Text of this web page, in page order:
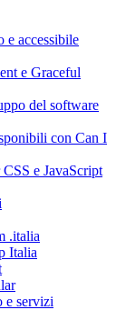
e accessibile
e Graceful
del software
con Can I
e JavaScript
.italia
Italia
e servizi